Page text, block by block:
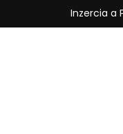
Inzercia a